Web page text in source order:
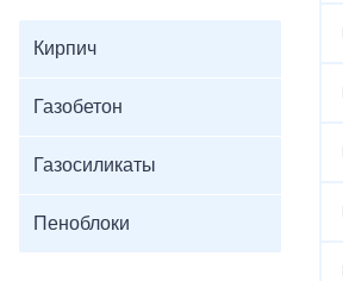
Кирпич
Газобетон
Газосиликаты
Пеноблоки